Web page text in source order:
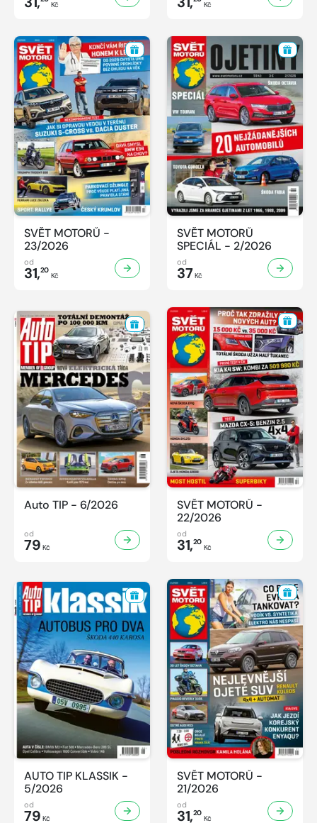
Kč Kč
SVĚT MOTORŮ -
23/2026
od
31,20
Kč
SVĚT MOTORŮ
SPECIÁL - 2/2026
od
37 Kč
Auto TIP - 6/2026
od
79 Kč
SVĚT MOTORŮ -
22/2026
od
31,20
Kč
AUTO TIP KLASSIK -
5/2026
od
79 Kč
SVĚT MOTORŮ -
21/2026
od
31,20
Kč